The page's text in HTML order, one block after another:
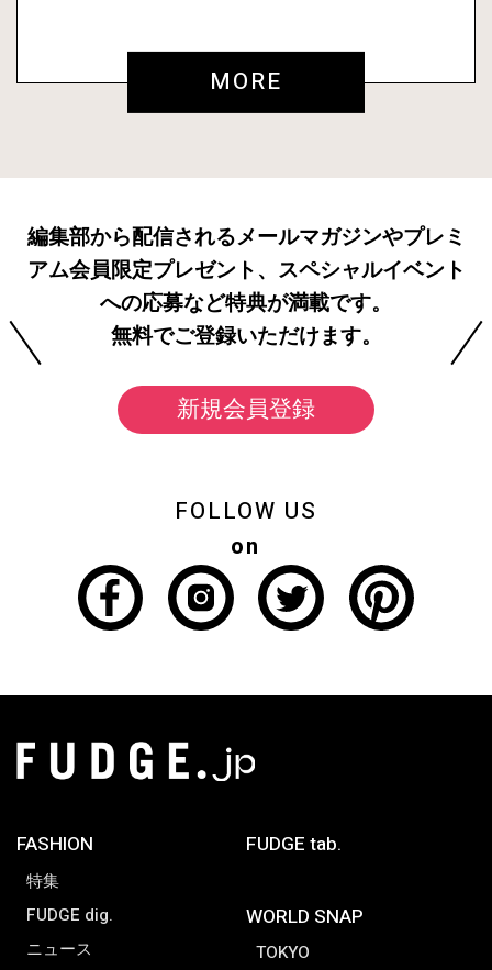
MORE
編集部から配信されるメールマガジンやプレミ
アム会員限定プレゼント、スペシャルイベント
への応募など特典が満載です。
無料でご登録いただけます。
新規会員登録
FOLLOW US
on
FASHION
特集
FUDGE dig.
ニュース
FUDGE tab.
WORLD SNAP
TOKYO